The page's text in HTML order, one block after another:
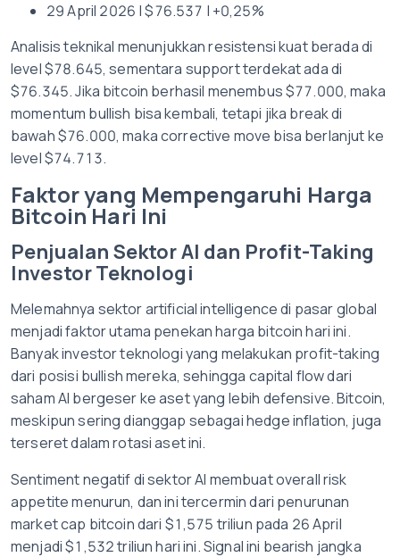
29 April 2026 | $76.537 | +0,25%
Analisis teknikal menunjukkan resistensi kuat berada di
level $78.645, sementara support terdekat ada di
$76.345. Jika bitcoin berhasil menembus $77.000, maka
momentum bullish bisa kembali, tetapi jika break di
bawah $76.000, maka corrective move bisa berlanjut ke
level $74.713.
Faktor yang Mempengaruhi Harga
Bitcoin Hari Ini
Penjualan Sektor AI dan Profit-Taking
Investor Teknologi
Melemahnya sektor artificial intelligence di pasar global
menjadi faktor utama penekan harga bitcoin hari ini.
Banyak investor teknologi yang melakukan profit-taking
dari posisi bullish mereka, sehingga capital flow dari
saham AI bergeser ke aset yang lebih defensive. Bitcoin,
meskipun sering dianggap sebagai hedge inflation, juga
terseret dalam rotasi aset ini.
Sentiment negatif di sektor AI membuat overall risk
appetite menurun, dan ini tercermin dari penurunan
market cap bitcoin dari $1,575 triliun pada 26 April
menjadi $1,532 triliun hari ini. Signal ini bearish jangka